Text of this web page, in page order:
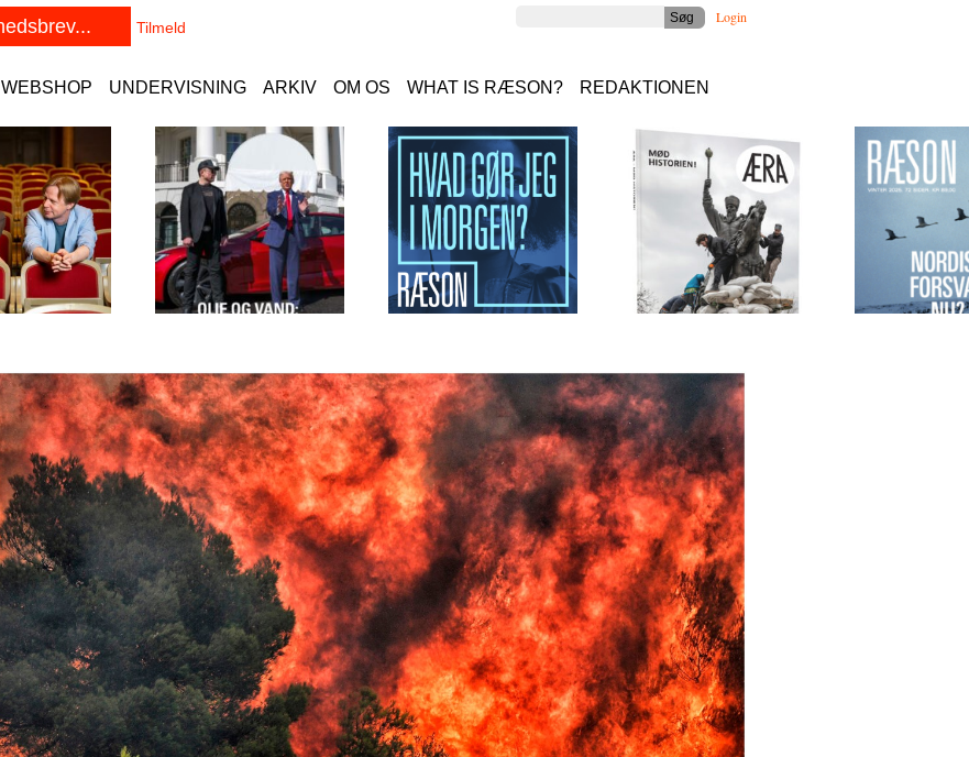
Login
WEBSHOP UNDERVISNING ARKIV OM OS WHAT IS RÆSON? REDAKTIONEN